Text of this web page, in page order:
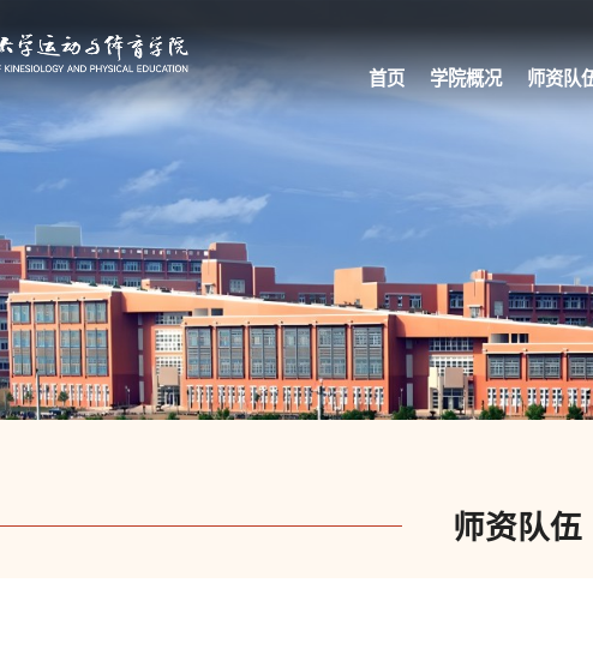
首页 学院概况 师资队
师资队伍